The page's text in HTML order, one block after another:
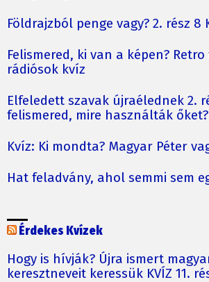
Földrajzból penge vagy? 2. rész 8
Felismered, ki van a képen? Retro
rádiósok kvíz
Elfeledett szavak újraélednek 2.
felismered, mire használták őket?
Kvíz: Ki mondta? Magyar Péter
Hat feladvány, ahol semmi sem
Érdekes Kvízek
Hogy is hívják? Újra ismert
keresztneveit keressük KVÍZ 11.